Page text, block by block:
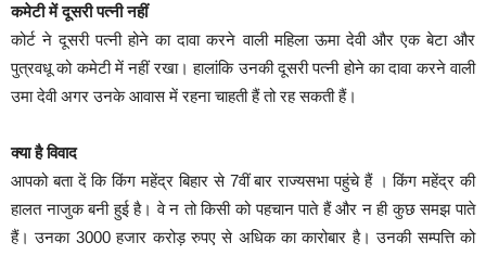
कमेटी में दूसरी पत्नी नहीं
कोर्ट ने दूसरी पत्नी होने का दावा करने वाली महिला ऊमा देवी और एक बेटा और
पुत्रवधू को कमेटी में नहीं रखा। हालांकि उनकी दूसरी पत्नी होने का दावा करने वाली
उमा देवी अगर उनके आवास में रहना चाहती हैं तो रह सकती हैं।
क्या है विवाद
आपको बता दें कि किंग महेंद्र बिहार से 7वीं बार राज्यसभा पहुंचे हैं । किंग महेंद्र की
हालत नाजुक बनी हुई है। वे न तो किसी को पहचान पाते हैं और न ही कुछ समझ पाते
हैं। उनका 3000 हजार करोड़ रुपए से अधिक का कारोबार है। उनकी सम्पत्ति को